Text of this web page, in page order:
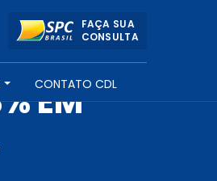
FAÇA SUA
CONSULTA
CONTATO CDL
EM